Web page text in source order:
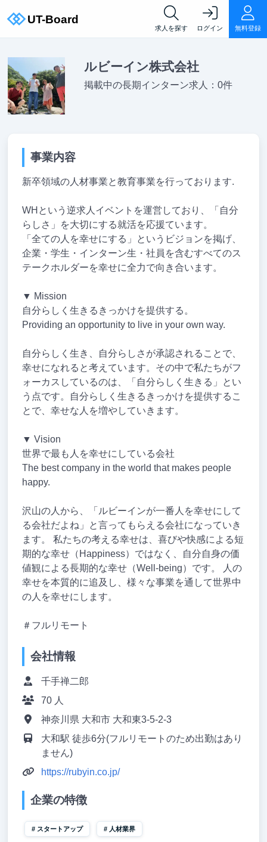
求人を探す ログイン 無料登録
ルビーイン株式会社
掲載中の長期インターン求人：0件
事業内容
新卒領域の人材事業と教育事業を行っております.
WHという逆求人イベントを運営しており、「自分
らしさ」を大切にする就活を応援ています。
「全ての人を幸せにする」というビジョンを掲げ、
企業・学生・インターン生・社員を含むすべてのス
テークホルダーを幸せに全力で向き合います。
▼ Mission
自分らしく生きるきっかけを提供する。
Providing an opportunity to live in your own way.
自分らしく生き、自分らしさが承認されることで、
幸せになれると考えています。その中で私たちがフ
ォーカスしているのは、「自分らしく生きる」とい
う点です。自分らしく生きるきっかけを提供するこ
とで、幸せな人を増やしていきます。
▼ Vision
世界で最も人を幸せにしている会社
The best company in the world that makes people
happy.
沢山の人から、「ルビーインが一番人を幸せにして
る会社だよね」と言ってもらえる会社になっていき
ます。 私たちの考える幸せは、喜びや快感による短
期的な幸せ（Happiness）ではなく、自分自身の価
値観による長期的な幸せ（Well-being）です。 人の
幸せを本質的に追及し、様々な事業を通して世界中
の人を幸せにします。
＃フルリモート
会社情報
千手禅二郎
70 人
神奈川県 大和市 大和東3-5-2-3
大和駅 徒歩6分(フルリモートのため出勤はあり
ません)
https://rubyin.co.jp/
企業の特徴
スタートアップ 人材業界